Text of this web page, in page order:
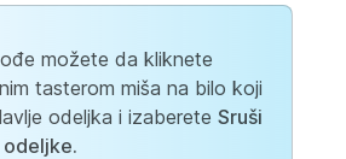
možete da kliknete
tasterom miša na bilo koji
odeljka i izaberete Sruši
odeljke.